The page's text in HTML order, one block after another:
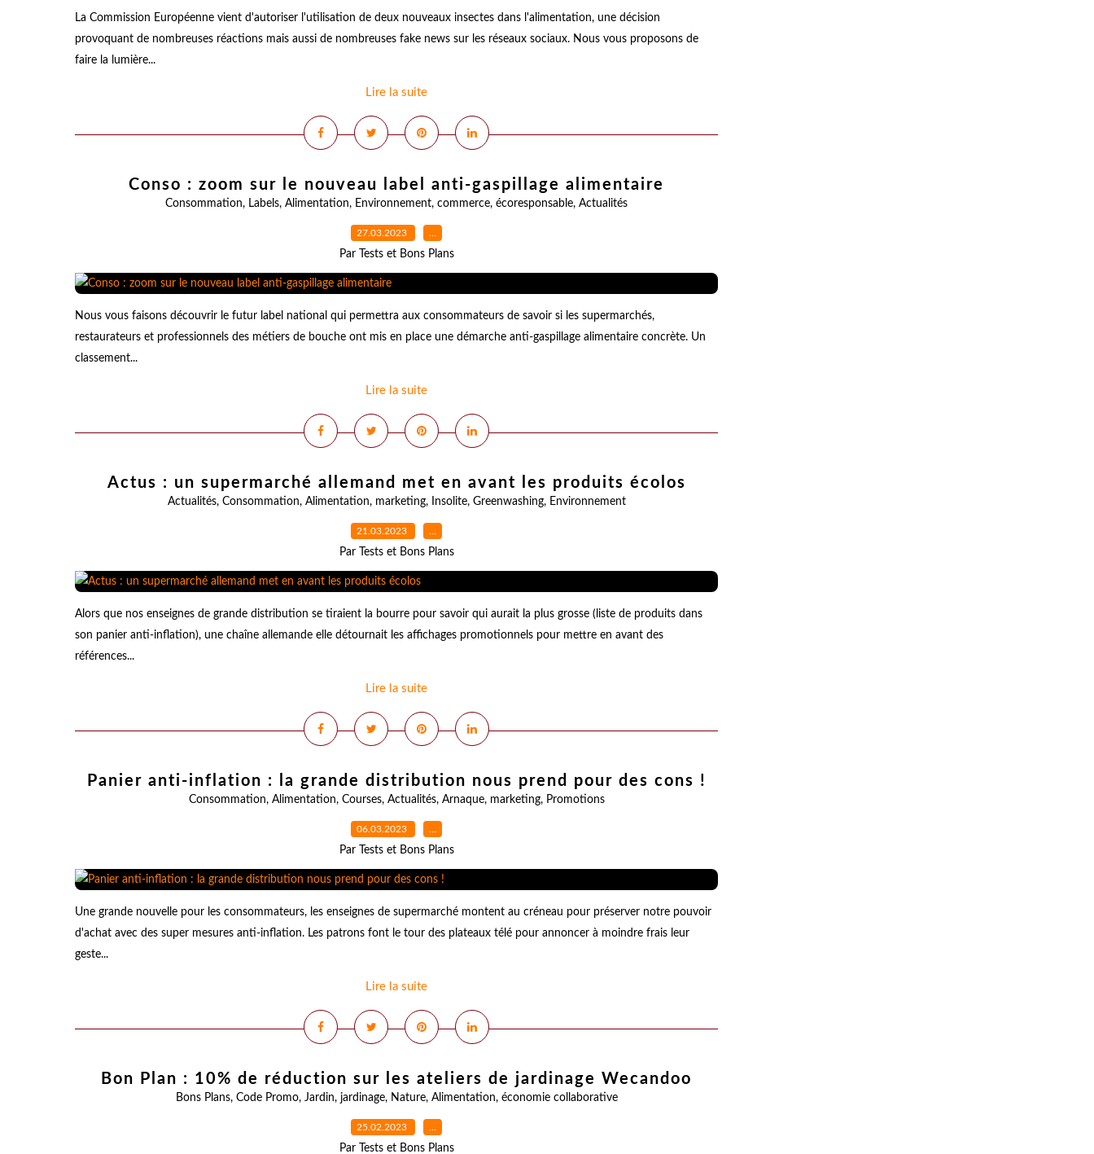
La Commission Européenne vient d'autoriser l'utilisation de deux nouveaux insectes dans l'alimentation, une décision
provoquant de nombreuses réactions mais aussi de nombreuses fake news sur les réseaux sociaux. Nous vous proposons de
faire la lumière...
Lire la suite
Conso : zoom sur le nouveau label anti-gaspillage alimentaire
Consommation, Labels, Alimentation, Environnement, commerce, écoresponsable, Actualités
27.03.2023 …
Par Tests et Bons Plans
Nous vous faisons découvrir le futur label national qui permettra aux consommateurs de savoir si les supermarchés,
restaurateurs et professionnels des métiers de bouche ont mis en place une démarche anti-gaspillage alimentaire concrète. Un
classement...
Lire la suite
Actus : un supermarché allemand met en avant les produits écolos
Actualités, Consommation, Alimentation, marketing, Insolite, Greenwashing, Environnement
21.03.2023 …
Par Tests et Bons Plans
Alors que nos enseignes de grande distribution se tiraient la bourre pour savoir qui aurait la plus grosse (liste de produits dans
son panier anti-inflation), une chaîne allemande elle détournait les affichages promotionnels pour mettre en avant des
références...
Lire la suite
Panier anti-inflation : la grande distribution nous prend pour des cons !
Consommation, Alimentation, Courses, Actualités, Arnaque, marketing, Promotions
06.03.2023 …
Par Tests et Bons Plans
Une grande nouvelle pour les consommateurs, les enseignes de supermarché montent au créneau pour préserver notre pouvoir
d'achat avec des super mesures anti-inflation. Les patrons font le tour des plateaux télé pour annoncer à moindre frais leur
geste...
Lire la suite
Bon Plan : 10% de réduction sur les ateliers de jardinage Wecandoo
Bons Plans, Code Promo, Jardin, jardinage, Nature, Alimentation, économie collaborative
25.02.2023 …
Par Tests et Bons Plans